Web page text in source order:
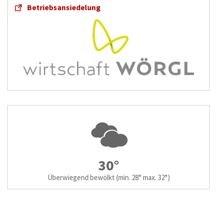
Betriebsansiedelung
30°
Überwiegend bewölkt (min. 28° max. 32°)